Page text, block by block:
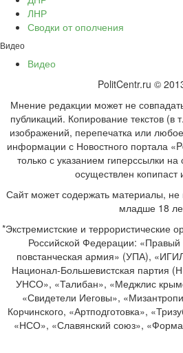
ЛНР
Сводки от ополчения
Видео
Видео
PolitCentr.ru ©
Мнение редакции может не
публикаций. Копирование текстов (в
изображений, перепечатка или
информации с Новостного портала
только с указанием гиперссылки
осуществлен копипаст
Сайт может содержать материалы,
младше 18
*Экстремистские и террористические
Российской Федерации: «Правый
повстанческая армия» (УПА),
Национал-Большевистская партия
УНСО», «Талибан», «Меджлис
«Свидетели Иеговы»,
Корчинского, «Артподготовка»,
«НСО», «Славянский союз»,